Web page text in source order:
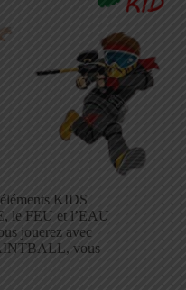
KIDS
le FEU et l’EAU
jouerez avec
vous